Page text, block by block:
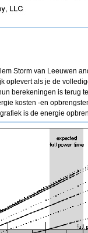
Storm van Leeuwen
oplevert als je de
berekeningen is terug
kosten -en
is de energie